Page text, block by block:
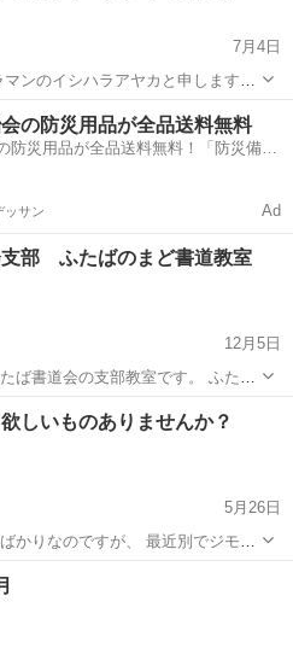
7月4日
の成人式や
問着の着付けを自社、自店舗で受
レッスン
の防災用品が全品送料無料
防災用品が全品送料無料！「防災備蓄
ッサン Ad
支部 ふたばのまど書道教室
12月5日
ば書道会の支部教室です。 ふたば
間限定開講教室です。 大人向け教
少人数制ですのでお早目にお問い
ば
しいものありませんか？
5月26日
かりなのですが、 最近別でジモテ
欲しい。との 初めて依頼を受けて
は別で、 書道で書いて欲しいもの
...